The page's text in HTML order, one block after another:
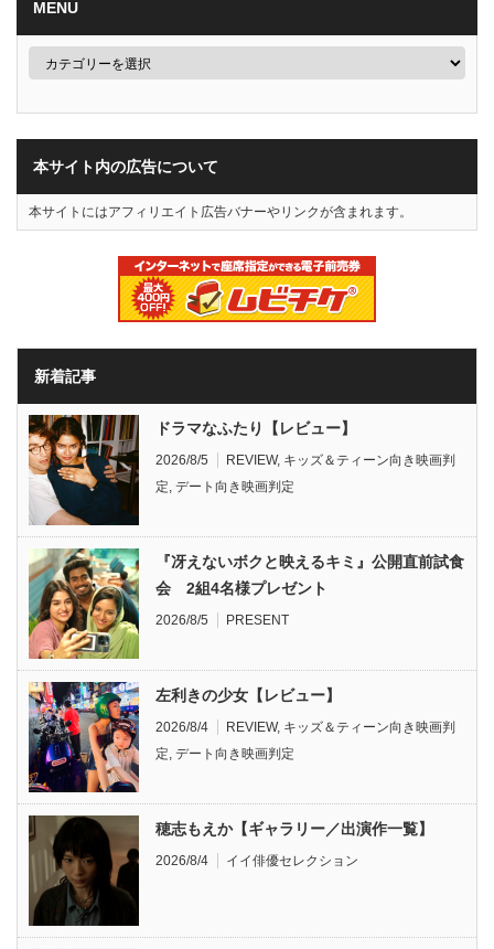
MENU
本サイト内の広告について
本サイトにはアフィリエイト広告バナーやリンクが含まれます。
新着記事
ドラマなふたり【レビュー】
2026/8/5 REVIEW, キッズ＆ティーン向き映画判
定, デート向き映画判定
『冴えないボクと映えるキミ』公開直前試食
会 2組4名様プレゼント
2026/8/5 PRESENT
左利きの少女【レビュー】
2026/8/4 REVIEW, キッズ＆ティーン向き映画判
定, デート向き映画判定
穂志もえか【ギャラリー／出演作一覧】
2026/8/4 イイ俳優セレクション